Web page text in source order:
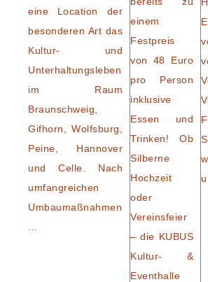
eine Location der
besonderen Art das
Kultur- und
Unterhaltungsleben
im Raum
Braunschweig,
Gifhorn, Wolfsburg,
Peine, Hannover
und Celle. Nach
umfangreichen
Umbaumaßnahmen
einem
Festpreis
von 48 Euro
pro Person
inklusive
Essen und
Trinken! Ob
Silberne
Hochzeit
oder
Vereinsfeier
– die KUBUS
Kultur- &
Eventhalle